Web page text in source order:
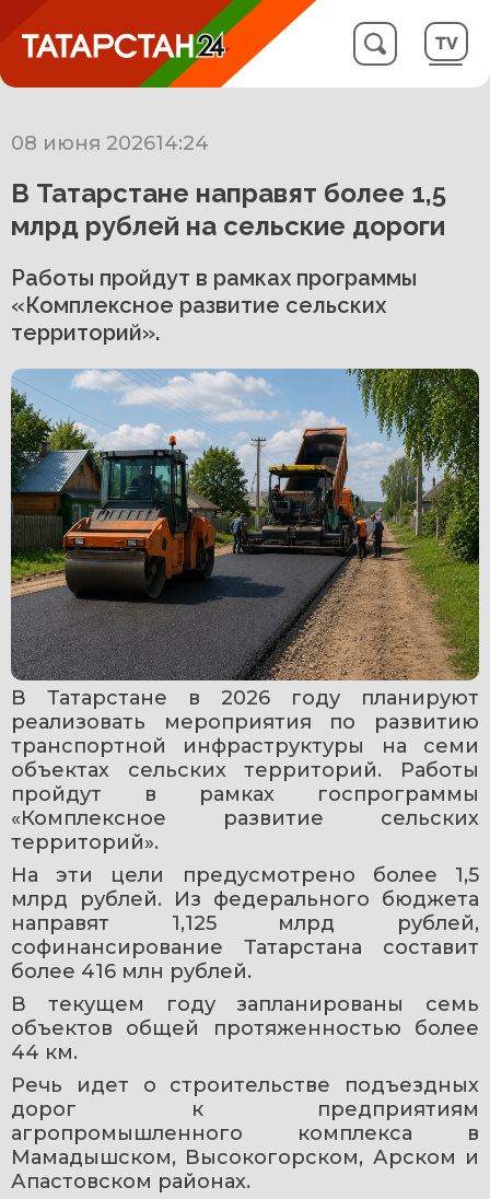
08 июня 202614:24
В Татарстане направят более 1,5
млрд рублей на сельские дороги
Работы пройдут в рамках программы
«Комплексное развитие сельских
территорий».
В Татарстане в 2026 году планируют
реализовать мероприятия по развитию
транспортной инфраструктуры на семи
объектах сельских территорий. Работы
пройдут в рамках госпрограммы
«Комплексное развитие сельских
территорий».
На эти цели предусмотрено более 1,5
млрд рублей. Из федерального бюджета
направят 1,125 млрд рублей,
софинансирование Татарстана составит
более 416 млн рублей.
В текущем году запланированы семь
объектов общей протяженностью более
44 км.
Речь идет о строительстве подъездных
дорог к предприятиям
агропромышленного комплекса в
Мамадышском, Высокогорском, Арском и
Апастовском районах.